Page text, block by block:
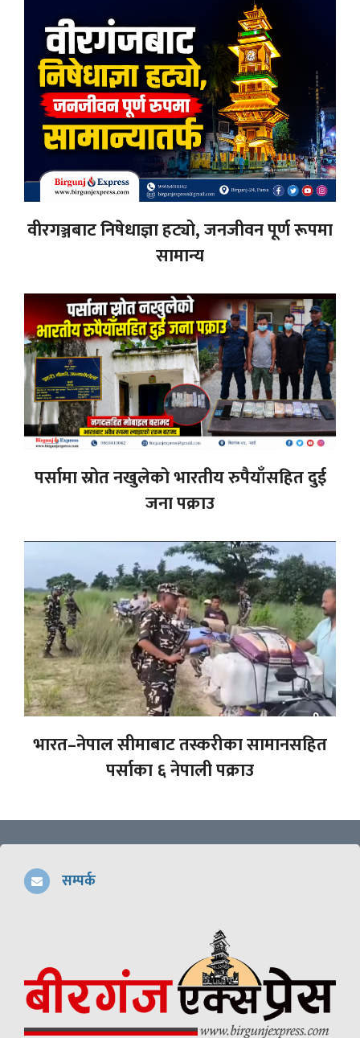
वीरगञ्जबाट निषेधाज्ञा हट्यो, जनजीवन पूर्ण रूपमा
सामान्य
पर्सामा स्रोत नखुलेको भारतीय रुपैयाँसहित दुई
जना पक्राउ
भारत–नेपाल सीमाबाट तस्करीका सामानसहित
पर्साका ६ नेपाली पक्राउ
सम्पर्क